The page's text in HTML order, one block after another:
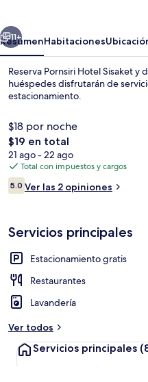
Siguiente
11+
ResumenHabitaciones
Reserva Pornsiri Hotel Sisaket y
huéspedes disfrutarán de
estacionamiento.
$18 por noche
El
precio
total
es
de
$19 en total
21 ago - 22 ago
Total con impuestos y cargos
Opiniones
5.05.0 de 10,
Ver las 2 opiniones
Servicios principales
Estacionamiento gratis
Restaurantes
Lavandería
Ver todos
Servicios principales